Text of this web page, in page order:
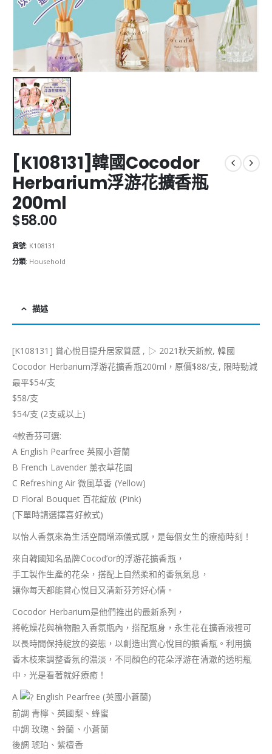
[K108131]韓國Cocodor
Herbarium浮游花擴香瓶
200ml
$58.00
貨號: K108131
分類: Household
描述
[K108131] 賞心悅目提升居家質感 , ▷ 2021秋天新款, 韓國
Cocodor Herbarium浮游花擴香瓶200ml，原價$88/支, 限時勁減
最平$54/支
$58/支
$54/支 (2支或以上)
4款香芬可選:
A English Pearfree 英國小蒼蘭
B French Lavender 薰衣草花園
C Refreshing Air 微風草香 (Yellow)
D Floral Bouquet 百花綻放 (Pink)
(下單時請選擇喜好款式)
以怡人香氛來為生活空間增添儀式感，是每個女生的療癒時刻！
來自韓國知名品牌Cocod’or的浮游花擴香瓶，
手工製作生產的花朵，搭配上自然柔和的香氛氣息，
讓你每天都能賞心悅目又清新芬芳好心情。
Cocodor Herbarium是他們推出的最新系列，
將乾燥花與植物融入香氛瓶內，搭配瓶身，永生花在擴香液裡可
以長時間保持綻放的姿態，以創造出賞心悅目的擴香瓶。利用擴
香木枝來調整香氛的濃淡，不同顏色的花朵浮游在清澈的透明瓶
中，光是看著就好療癒！
A
English Pearfree (英國小蒼蘭)
前調 青檸、英國梨、蜂蜜
中調 玫瑰、鈴蘭、小蒼蘭
後調 琥珀、紫檀香